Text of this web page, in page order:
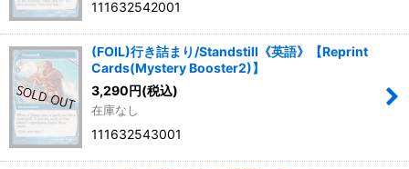
111632542001
(FOIL)行き詰まり/Standstill《英語》【Reprint
Cards(Mystery Booster2)】
3,290円(税込)
在庫なし
111632543001